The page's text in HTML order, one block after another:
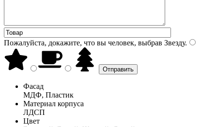
Пожалуйста, докажите, что вы человек, выбрав Звезду.
Фасад
МДФ, Пластик
Материал корпуса
ЛДСП
Цвет